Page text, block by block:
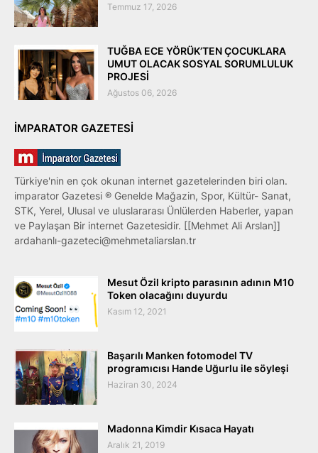
Temmuz 17, 2026
TUĞBA ECE YÖRÜK’TEN ÇOCUKLARA
UMUT OLACAK SOSYAL SORUMLULUK
PROJESİ
Ağustos 06, 2026
IMPARATOR GAZETESI
Türkiye'nin en çok okunan internet gazetelerinden biri olan.
imparator Gazetesi ® Genelde Mağazin, Spor, Kültür- Sanat,
STK, Yerel, Ulusal ve uluslararası Ünlülerden Haberler, yapan
ve Paylaşan Bir internet Gazetesidir. [[Mehmet Ali Arslan]]
ardahanlı-gazeteci@mehmetaliarslan.tr
Mesut Özil kripto parasının adının M10
Token olacağını duyurdu
Kasım 12, 2021
Başarılı Manken fotomodel TV
programıcısı Hande Uğurlu ile söyleşi
Haziran 30, 2024
Madonna Kimdir Kısaca Hayatı
Aralık 21, 2019